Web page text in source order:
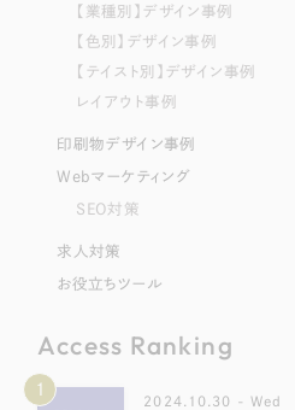
【業種別】デザイン事例
【色別】デザイン事例
【テイスト別】デザイン事例
レイアウト事例
印刷物デザイン事例
Webマーケティング
SEO対策
求人対策
お役立ちツール
Access Ranking
1
2024.10.30 - Wed